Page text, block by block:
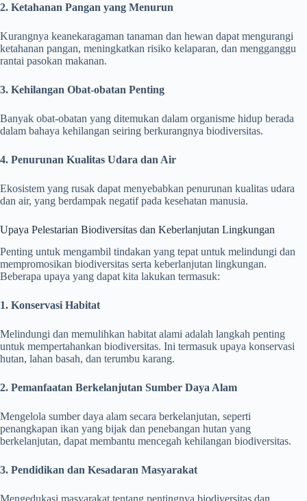
2. Ketahanan Pangan yang Menurun
Kurangnya keanekaragaman tanaman dan hewan dapat mengurangi
ketahanan pangan, meningkatkan risiko kelaparan, dan mengganggu
rantai pasokan makanan.
3. Kehilangan Obat-obatan Penting
Banyak obat-obatan yang ditemukan dalam organisme hidup berada
dalam bahaya kehilangan seiring berkurangnya biodiversitas.
4. Penurunan Kualitas Udara dan Air
Ekosistem yang rusak dapat menyebabkan penurunan kualitas udara
dan air, yang berdampak negatif pada kesehatan manusia.
Upaya Pelestarian Biodiversitas dan Keberlanjutan Lingkungan
Penting untuk mengambil tindakan yang tepat untuk melindungi dan
mempromosikan biodiversitas serta keberlanjutan lingkungan.
Beberapa upaya yang dapat kita lakukan termasuk:
1. Konservasi Habitat
Melindungi dan memulihkan habitat alami adalah langkah penting
untuk mempertahankan biodiversitas. Ini termasuk upaya konservasi
hutan, lahan basah, dan terumbu karang.
2. Pemanfaatan Berkelanjutan Sumber Daya Alam
Mengelola sumber daya alam secara berkelanjutan, seperti
penangkapan ikan yang bijak dan penebangan hutan yang
berkelanjutan, dapat membantu mencegah kehilangan biodiversitas.
3. Pendidikan dan Kesadaran Masyarakat